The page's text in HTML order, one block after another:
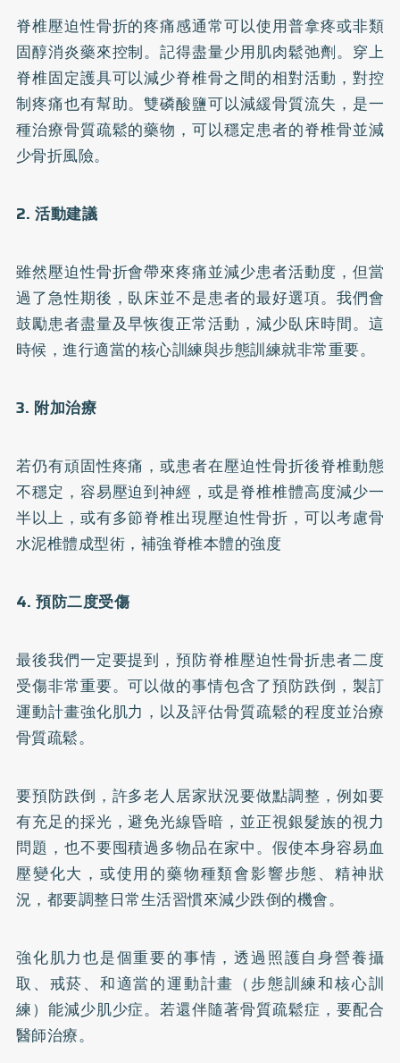
脊椎壓迫性骨折的疼痛感通常可以使用普拿疼或非類
固醇消炎藥來控制。記得盡量少用肌肉鬆弛劑。穿上
脊椎固定護具可以減少脊椎骨之間的相對活動，對控
制疼痛也有幫助。雙磷酸鹽可以減緩骨質流失，是一
種治療骨質疏鬆的藥物，可以穩定患者的脊椎骨並減
少骨折風險。
2. 活動建議
雖然壓迫性骨折會帶來疼痛並減少患者活動度，但當
過了急性期後，臥床並不是患者的最好選項。我們會
鼓勵患者盡量及早恢復正常活動，減少臥床時間。這
時候，進行適當的核心訓練與步態訓練就非常重要。
3. 附加治療
若仍有頑固性疼痛，或患者在壓迫性骨折後脊椎動態
不穩定，容易壓迫到神經，或是脊椎椎體高度減少一
半以上，或有多節脊椎出現壓迫性骨折，可以考慮骨
水泥椎體成型術，補強脊椎本體的強度
4. 預防二度受傷
最後我們一定要提到，預防脊椎壓迫性骨折患者二度
受傷非常重要。可以做的事情包含了預防跌倒，製訂
運動計畫強化肌力，以及評估骨質疏鬆的程度並治療
骨質疏鬆。
要預防跌倒，許多老人居家狀況要做點調整，例如要
有充足的採光，避免光線昏暗，並正視銀髮族的視力
問題，也不要囤積過多物品在家中。假使本身容易血
壓變化大，或使用的藥物種類會影響步態、精神狀
況，都要調整日常生活習慣來減少跌倒的機會。
強化肌力也是個重要的事情，透過照護自身營養攝
取、戒菸、和適當的運動計畫（步態訓練和核心訓
練）能減少肌少症。若還伴隨著骨質疏鬆症，要配合
醫師治療。